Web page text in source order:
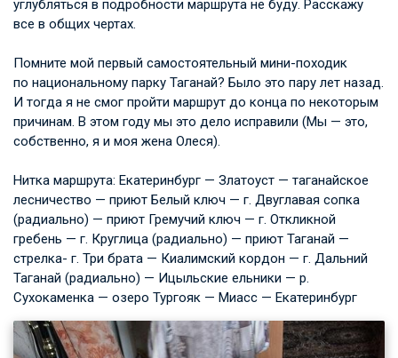
углубляться в подробности маршрута не буду. Расскажу
все в общих чертах.
Помните мой первый самостоятельный мини-походик
по национальному парку Таганай? Было это пару лет назад.
И тогда я не смог пройти маршрут до конца по некоторым
причинам. В этом году мы это дело исправили (Мы — это,
собственно, я и моя жена Олеся).
Нитка маршрута: Екатеринбург — Златоуст — таганайское
лесничество — приют Белый ключ — г. Двуглавая сопка
(радиально) — приют Гремучий ключ — г. Откликной
гребень — г. Круглица (радиально) — приют Таганай —
стрелка- г. Три брата — Киалимский кордон — г. Дальний
Таганай (радиально) — Ицыльские ельники — р.
Сухокаменка — озеро Тургояк — Миасс — Екатеринбург